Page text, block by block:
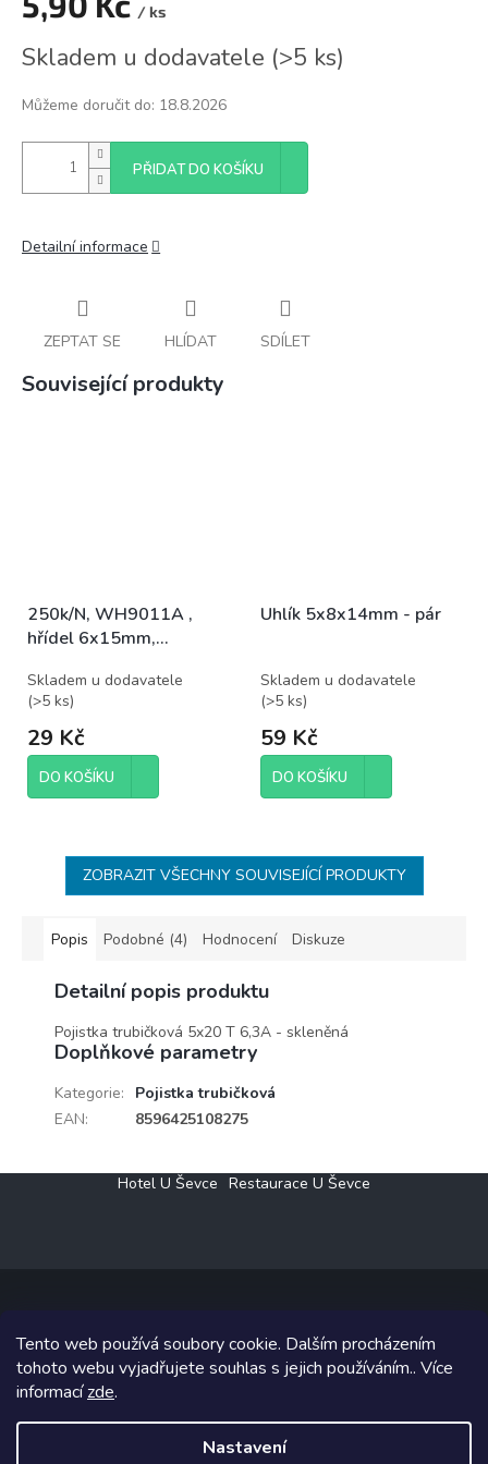
Tento web používá soubory cookie. Dalším procházením
tohoto webu vyjadřujete souhlas s jejich používáním.. Více
informacízde.
Nastavení
/ ks
cena:
Skladem u dodavatele (>5 ks)
Můžeme doručit do: 18.8.2026
PŘIDAT DO KOŠÍKU
Detailní informace
ZEPTAT SE HLÍDAT SDÍLET
Související produkty
250k/N, WH9011A ,
hřídel 6x15mm,
Skladem u dodavatele
(>5 ks)
29 Kč
DO KOŠÍKU
Uhlík 5x8x14mm - pár
Skladem u dodavatele
(>5 ks)
59 Kč
DO KOŠÍKU
ZOBRAZIT VŠECHNY SOUVISEJÍCÍ PRODUKTY
Popis Podobné (4) Hodnocení Diskuze
Detailní popis produktu
Pojistka trubičková 5x20 T 6,3A - skleněná
Doplňkové parametry
Kategorie:
Pojistka trubičková
EAN: 8596425108275
Hotel U Ševce Restaurace U Ševce
Copyright 2026Elektro Klesný s.r.o.. Všechna práva vyhrazena.
Grafický návrh vytvořil a na Shoptet implementoval
Shoptetak.cz.